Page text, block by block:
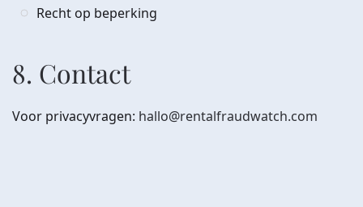
Recht op beperking
8. Contact
Voor privacyvragen: hallo@rentalfraudwatch.com